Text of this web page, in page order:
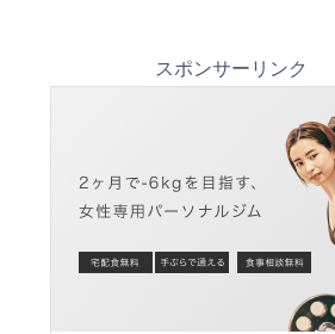
スポンサーリンク